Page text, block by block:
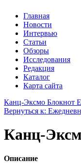
Главная
Новости
Интервью
Статьи
Обзоры
Исследования
Редакция
Каталог
Карта сайта
Канц-Эксмо Блокнот
Вернуться к:
Канц-
Описание